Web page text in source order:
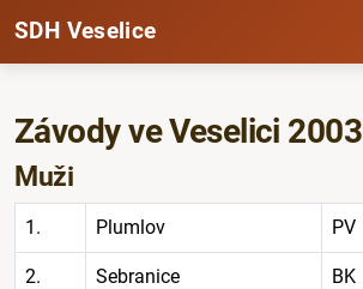
SDH Veselice
Závody ve Veselici 2003
Muži
1. Plumlov PV
2. Sebranice BK